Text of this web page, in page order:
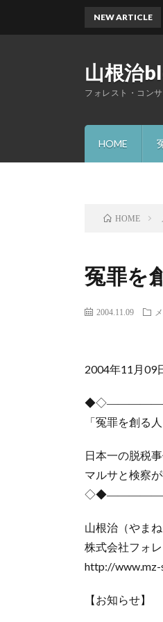
山根治
フォレスト・コン
HOME
NEW ARTICLE
HOME
冤罪を
2004.11.09
2004年11月
「冤罪を創る
日本一の脱税
マルサと検察
山根治（やま
株式会社フォ
http://www.mz-
【お知らせ】